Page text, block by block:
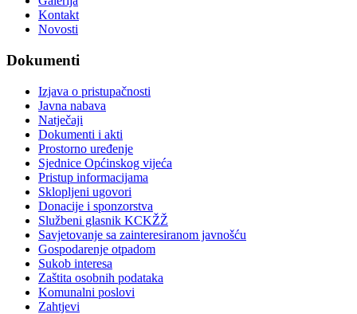
Kontakt
Novosti
Dokumenti
Izjava o pristupačnosti
Javna nabava
Natječaji
Dokumenti i akti
Prostorno uređenje
Sjednice Općinskog vijeća
Pristup informacijama
Sklopljeni ugovori
Donacije i sponzorstva
Službeni glasnik KCKŽŽ
Savjetovanje sa zainteresiranom javnošću
Gospodarenje otpadom
Sukob interesa
Zaštita osobnih podataka
Komunalni poslovi
Zahtjevi